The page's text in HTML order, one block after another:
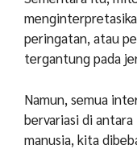
peringatan, atau
tergantung pada
Namun, semua
bervariasi di antara
manusia, kita